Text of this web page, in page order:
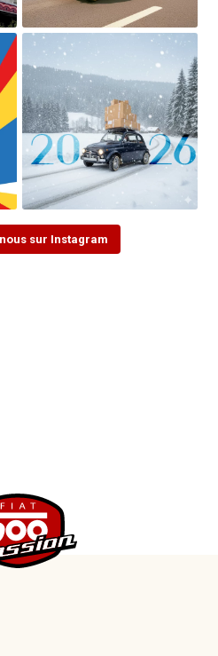
sur Instagram